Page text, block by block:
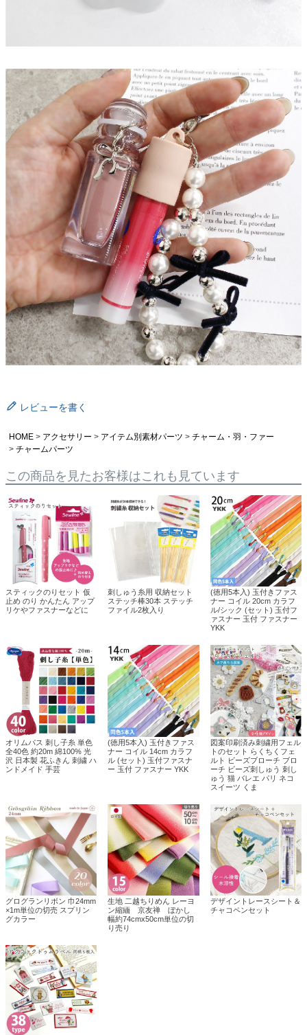
レビューを書く
HOME アクセサリー アイテム別素材パーツ
チャーム・羽・ファー
チャームパーツ
この商品を見たお客様はこれも見ています
スティックのりセット 仮
止め のり かんたん アップ
リケやファスナーなどに
刺しゅう糸用 収納セット
ステッチ棒30本 ステッチ
ファイル2枚入り
(徳用5本入) 玉付きファス
ナー コイル 20cm カラフ
ル/シック (セット) 玉付フ
ァスナー 玉付 ファスナー
YKK
オリムパス 刺し子糸 単色
全40色 約20m 綿100% 光
沢 日本製 花ふきん 刺繍 ハ
ンドメイド 手芸
(徳用5本入) 玉付きファス
ナー コイル 14cm カラフ
ル (セット) 玉付ファスナ
ー 玉付 ファスナー YKK
図案印刷済み刺繍用フェル
トのセット らくちくフェ
ルト ビーズブローチ ブロ
ーチ ビーズ刺しゅう 刺し
ゅう 猫 バレエ パリ ネコ
スイーツ くま
グログランリボン 巾24mm
×1m単位の切売 スプリン
グカラー
生地 二越ちりめん レーヨ
ン縮緬 京友禅 ぼかし
幅約74cmx50cm単位の切
り売り
デザイントレースシート＆
チャコペンセット